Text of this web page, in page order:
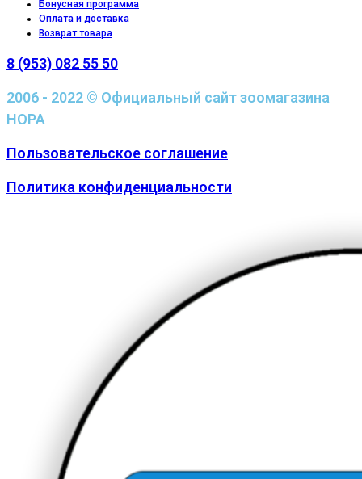
Бонусная программа
Оплата и доставка
Возврат товара
8 (953) 082 55 50
2006 - 2022 © Официальный сайт зоомагазина
НОРА
Пользовательское соглашение
Политика конфиденциальности